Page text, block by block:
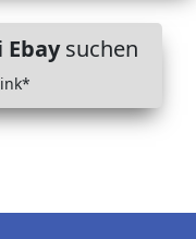
Ebaysuchen